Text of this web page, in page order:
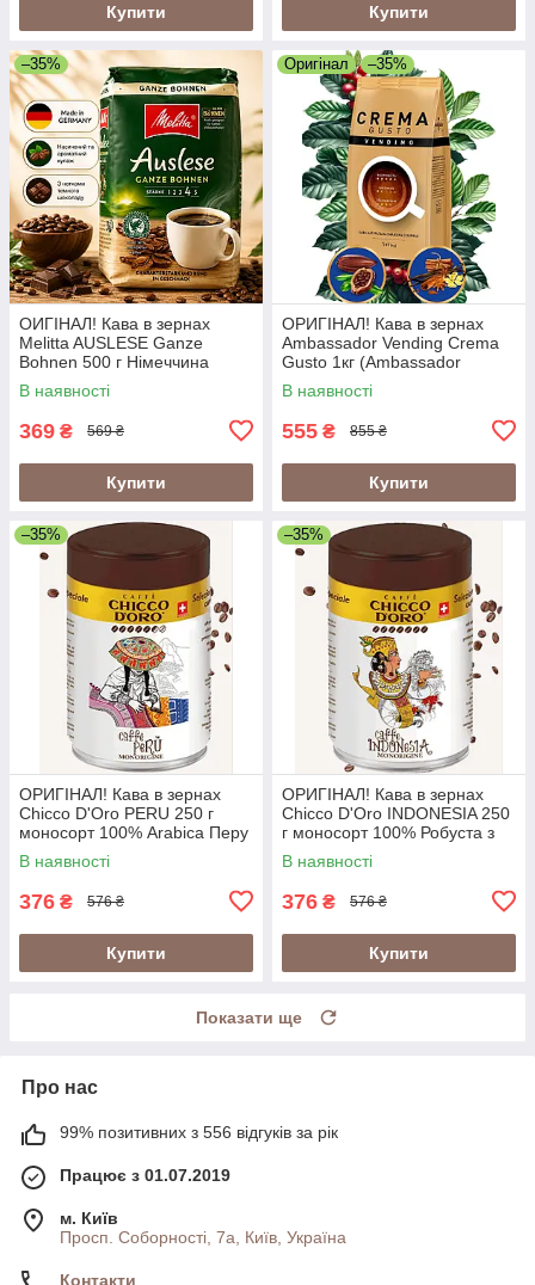
Купити Купити
–35%
ОИГІНАЛ! Кава в зернах
Melitta AUSLESE Ganze
Bohnen 500 г Німеччина
В наявності
369 ₴ 569 ₴
Купити
Оригінал –35%
ОРИГІНАЛ! Кава в зернах
Ambassador Vending Crema
Gusto 1кг (Ambassador
Crema Gusto Vending)
В наявності
555 ₴ 855 ₴
Купити
–35%
ОРИГІНАЛ! Кава в зернах
Chicco D'Oro PERU 250 г
моносорт 100% Arabica Перу
у металевій банці
(Швейцарія)
В наявності
376 ₴ 576 ₴
Купити
–35%
ОРИГІНАЛ! Кава в зернах
Chicco D'Oro INDONESIA 250
г моносорт 100% Робуста з
вулканічних ґрунтів Індонезії
у банці (Швейцарія)
В наявності
376 ₴ 576 ₴
Купити
Показати ще
Про нас
99% позитивних з 556 відгуків за рік
Працює з 01.07.2019
м. Київ
Просп. Соборності, 7а, Київ, Україна
Контакти